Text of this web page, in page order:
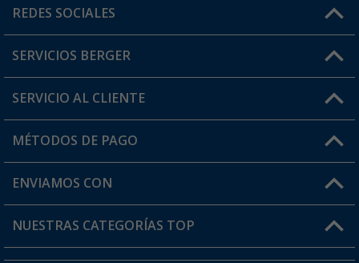
Horario de atención al cliente:
¿Tienes alguna duda?
REDES SOCIALES
SERVICIOS BERGER
Conviértete en distribuidor
Mi cuenta
Tarjeta Berger Digital
SERVICIO AL CLIENTE
FAQ y Contacto
Información de envío
¿Dónde está mi pedido?
MÉTODOS DE PAGO
ENVIAMOS CON
NUESTRAS CATEGORÍAS TOP